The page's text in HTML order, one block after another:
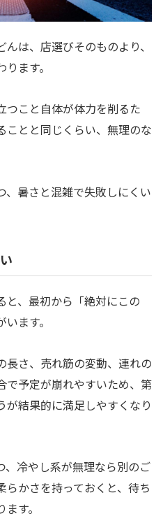
は、店選びそのものより、
ます。
つこと自体が体力を削るた
ことと同じくらい、無理のな
、暑さと混雑で失敗しにくい
と、最初から「絶対にこの
ます。
長さ、売れ筋の変動、連れの
で予定が崩れやすいため、第
が結果的に満足しやすくなり
、冷やし系が無理なら別のご
かさを持っておくと、待ち
す。